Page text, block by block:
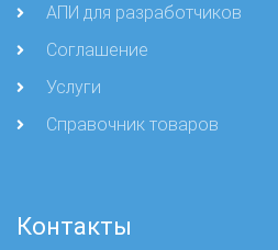
АПИ для разработчиков
Соглашение
Услуги
Справочник товаров
Контакты